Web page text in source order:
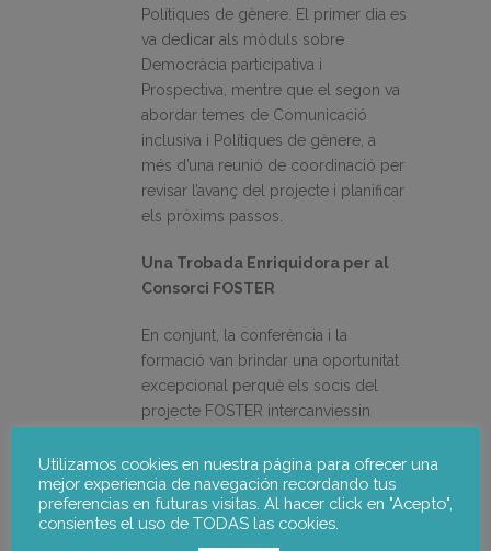
Polítiques de gènere. El primer dia es
va dedicar als mòduls sobre
Democràcia participativa i
Prospectiva, mentre que el segon va
abordar temes de Comunicació
inclusiva i Polítiques de gènere, a
més d’una reunió de coordinació per
revisar l’avanç del projecte i planificar
els pròxims passos.
Una Trobada Enriquidora per al
Consorci FOSTER
En conjunt, la conferència i la
formació van brindar una oportunitat
excepcional perquè els socis del
projecte FOSTER intercanviessin
la projecció estratègica i la
democràcia participativa. A més,
aquest esdeveniment va permetre als
Utilizamos cookies en nuestra página para ofrecer una
mejor experiencia de navegación recordando tus
preferencias en futuras visitas. Al hacer click en "Acepto",
consientes el uso de TODAS las cookies.